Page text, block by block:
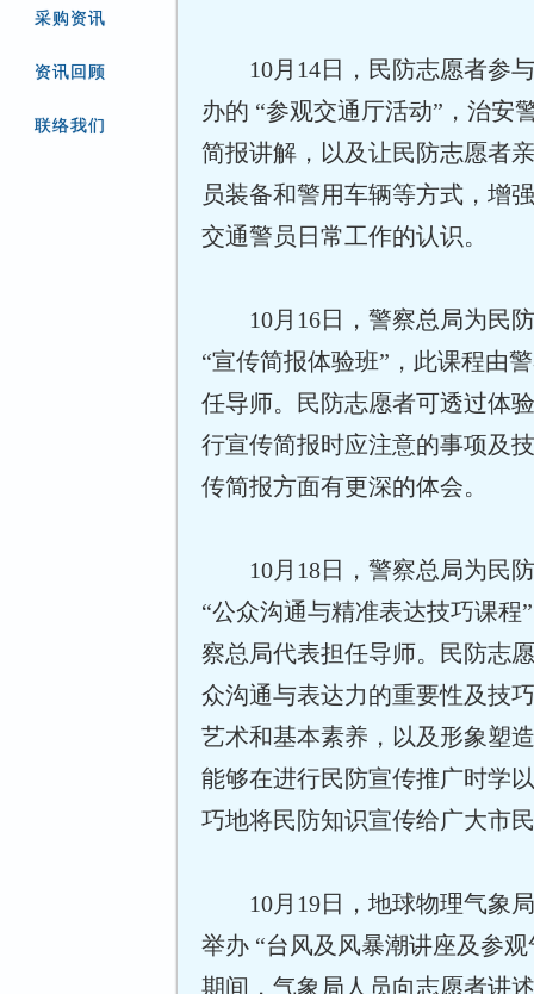
采购资讯
资讯回顾
联络我们
10月14日，民防志愿者参
办的 “参观交通厅活动”，治安
简报讲解，以及让民防志愿者
员装备和警用车辆等方式，增
交通警员日常工作的认识。
10月16日，警察总局为民
“宣传简报体验班”，此课程由
任导师。民防志愿者可透过体
行宣传简报时应注意的事项及
传简报方面有更深的体会。
10月18日，警察总局为民
“公众沟通与精准表达技巧课程
察总局代表担任导师。民防志
众沟通与表达力的重要性及技
艺术和基本素养，以及形象塑
能够在进行民防宣传推广时学
巧地将民防知识宣传给广大市
10月19日，地球物理气象
举办 “台风及风暴潮讲座及参
期间，气象局人员向志愿者讲